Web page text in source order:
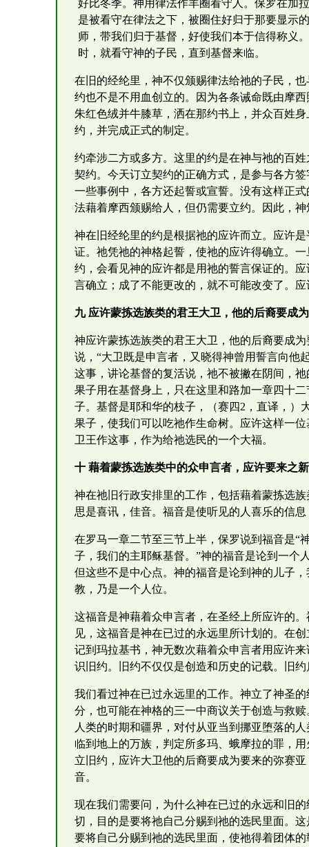
好比冬季。神用律法作羊圈看守人。保罗在加
是被看守在律法之下，被圈住好归于那要显示
师，带我们归于基督，好使我们本于信得称义
时，就看守神的子民，直到基督来临。
在旧的经纶里，神不仅颁赐律法给祂的子民，
约也不是不用血创立的。因为各条诫命既由摩
朱红色绒并牛膝草，洒在那约书上，并众百姓
约，并完成正式的制定。
约牵涉二方或多方。这里的约是在神与祂的百
契约。今天订立契约的正确方式，是参与各方
一些事例中，各方还起誓或宣誓。没有这样正
法藉着摩西颁赐给人，但仍需要立约。因此，
神在旧经纶里的约是根据祂的应许而立。应许
证。祂凭祂的神格起誓，使祂的应许得确立。
约，会看见神的应许都是用祂的誓言保证的。
言确立；成了不能更改的，就不可能改变了。
九 应许蒙拣选族类的君王大卫，他的后裔要成
神应许蒙拣选族类的君王大卫，他的后裔要成
说，“大卫既是申言者，又晓得神曾用誓言向他
这事，讲论基督的复活说，祂不被撇在阴间，
果子用在基督身上，只在这里和路加一章四十
子。基督是耶和华的枝子，（赛四2，直译，）
果子，使我们可以吃祂作生命树。应许这样一
卫王作这事，作为给祂选民的一个大福。
十 藉着蒙拣选族类中的众申言者，应许要来之
神在祂旧行政安排里的工作，包括藉着蒙拣选
思是喜讯，佳音。福音是使听见的人喜乐的信
在罗马一章二节至三节上半，保罗说到福音是“
子，我们的主耶稣基督。”神的福音是论到一个
但这些不是中心点。神的福音是论到神的儿子
教，乃是一个人位。
这福音是神藉着众申言者，在圣经上所应许的
见，这福音是神在已过的永远里所计划的。在
记到玛拉基书，神无数次藉着众申言者用应许
识旧约。旧约不仅仅是创造和历史的记载。旧
我们看过神在已过永远里的工作。神立了神圣
分，也可能在神格的三一中商议关于创造与救
人类的时期和疆界，对付从亚当到挪亚堕落的
临到地上的万族，判定所多玛、蛾摩拉的罪，
立旧约，应许大卫他的后裔要成为要来的弥赛
音。
现在我们需要问，为什么神在已过的永远和旧
切，目的是要将祂自己分赐到祂的选民里面。
要将自己分赐到祂的选民里面，使祂得着团体